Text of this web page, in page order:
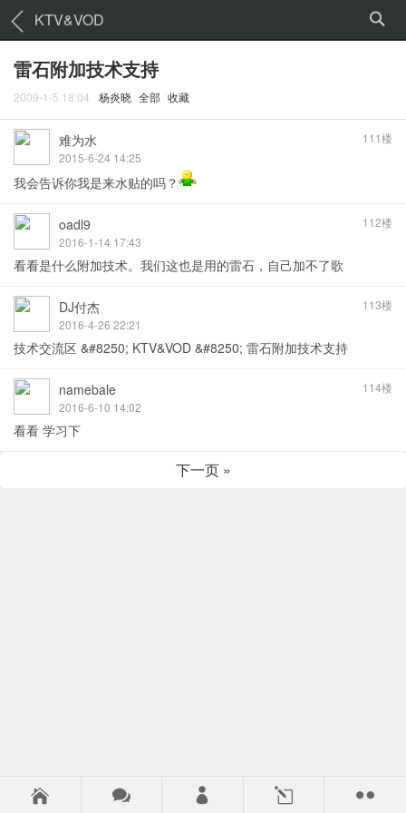
KTV&VOD
雷石附加技术支持
2009-1-5 18:04 杨炎晓 全部 收藏
111楼
难为水
2015-6-24 14:25
我会告诉你我是来水贴的吗？
112楼
oadl9
2016-1-14 17:43
看看是什么附加技术。我们这也是用的雷石，自己加不了歌
113楼
DJ付杰
2016-4-26 22:21
技术交流区 &#8250; KTV&VOD &#8250; 雷石附加技术支持
114楼
namebale
2016-6-10 14:02
看看 学习下
下一页 »
   l 